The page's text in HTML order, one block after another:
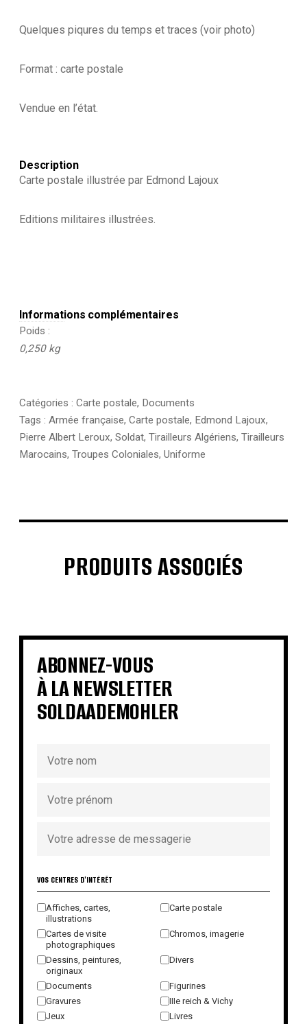
Quelques piqures du temps et traces (voir photo)
Format : carte postale
Vendue en l’état.
Description
Carte postale illustrée par Edmond Lajoux
Editions militaires illustrées.
Informations complémentaires
Poids
0,250 kg
Catégories : Carte postale, Documents
Tags : Armée française, Carte postale, Edmond Lajoux,
Pierre Albert Leroux, Soldat, Tirailleurs Algériens, Tirailleurs
Marocains, Troupes Coloniales, Uniforme
PRODUITS ASSOCIÉS
€ €
€ € €
€ €
ABONNEZ-VOUS
À LA NEWSLETTER
SOLDAADEMOHLER
VOS CENTRES D'INTÉRÊT
Affiches, cartes,
illustrations
Carte postale
Cartes de visite
photographiques
Chromos, imagerie
Dessins, peintures,
originaux
Divers
Documents
Figurines
Gravures
IIIe reich & Vichy
Jeux
Livres